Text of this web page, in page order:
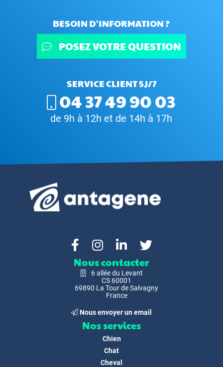
BESOIN D'INFORMATION ?
POSEZ VOTRE QUESTION
SERVICE CLIENT 5J/7
04 37 49 90 03
de 9h à 12h et de 14h à 17h
Nous contacter
6 allée du Levant
CS 60001
69890 La Tour de Salvagny
France
Nous envoyer un email
Nos services
Chien
Chat
Cheval